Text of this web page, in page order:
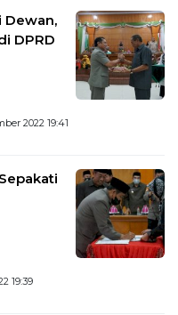
Dewan,
DPRD
2022 19:41
19:39